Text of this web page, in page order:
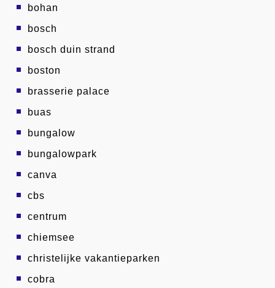
bohan
bosch
bosch duin strand
boston
brasserie palace
buas
bungalow
bungalowpark
canva
cbs
centrum
chiemsee
christelijke vakantieparken
cobra